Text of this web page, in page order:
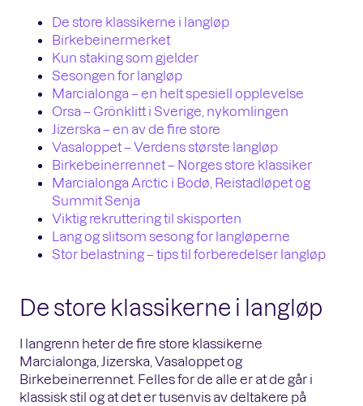
De store klassikerne i langløp
Birkebeinermerket
Kun staking som gjelder
Sesongen for langløp
Marcialonga – en helt spesiell opplevelse
Orsa – Grönklitt i Sverige, nykomlingen
Jizerska – en av de fire store
Vasaloppet – Verdens største langløp
Birkebeinerrennet – Norges store klassiker
Marcialonga Arctic i Bodø, Reistadløpet og
Summit Senja
Viktig rekruttering til skisporten
Lang og slitsom sesong for langløperne
Stor belastning – tips til forberedelser langløp
De store klassikerne i langløp
I langrenn heter de fire store klassikerne
Marcialonga, Jizerska, Vasaloppet og
Birkebeinerrennet. Felles for de alle er at de går i
klassisk stil og at det er tusenvis av deltakere på